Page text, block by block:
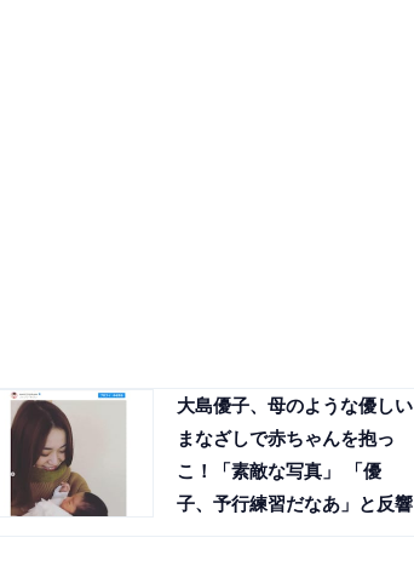
大島優子、母のような優しい
まなざしで赤ちゃんを抱っ
こ！「素敵な写真」 「優
子、予行練習だなあ」と反響